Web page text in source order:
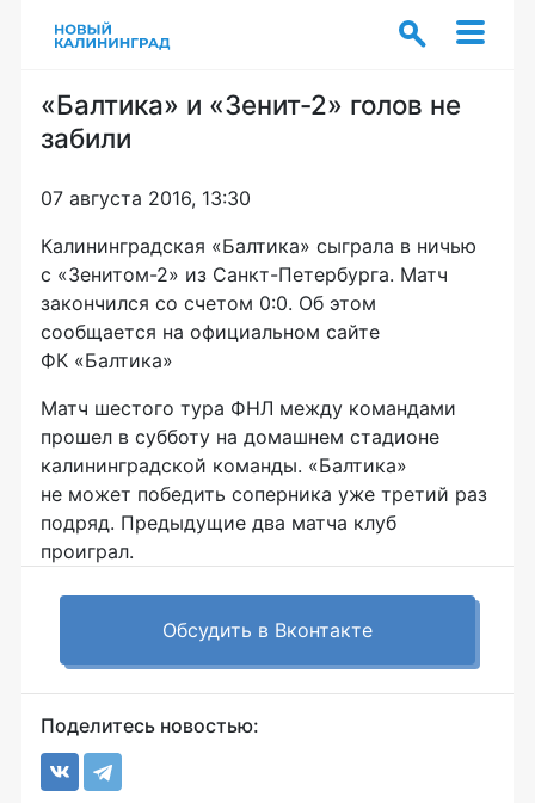
«Балтика» и «Зенит-2» голов не
забили
07 августа 2016, 13:30
Калининградская «Балтика» сыграла в ничью
с «Зенитом-2» из Санкт-Петербурга. Матч
закончился со счетом 0:0. Об этом
сообщается на официальном сайте
ФК «Балтика»
Матч шестого тура ФНЛ между командами
прошел в субботу на домашнем стадионе
калининградской команды. «Балтика»
не может победить соперника уже третий раз
подряд. Предыдущие два матча клуб
проиграл.
Обсудить в Вконтакте
Поделитесь новостью: